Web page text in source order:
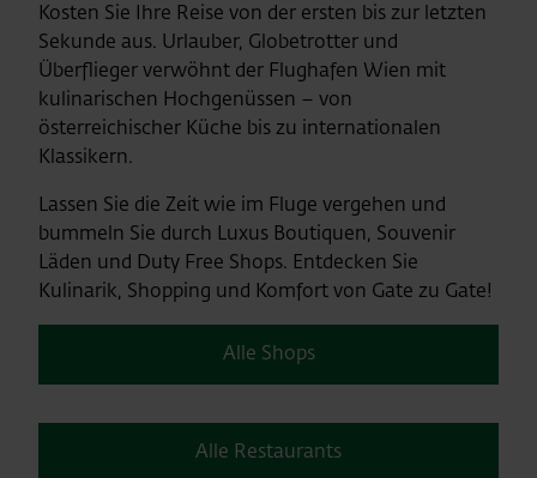
Kosten Sie Ihre Reise von der ersten bis zur letzten
Sekunde aus. Urlauber, Globetrotter und
Überflieger verwöhnt der Flughafen Wien mit
kulinarischen Hochgenüssen – von
österreichischer Küche bis zu internationalen
Klassikern.
Lassen Sie die Zeit wie im Fluge vergehen und
bummeln Sie durch Luxus Boutiquen, Souvenir
Läden und Duty Free Shops. Entdecken Sie
Kulinarik, Shopping und Komfort von Gate zu Gate!
Alle Shops
Alle Restaurants